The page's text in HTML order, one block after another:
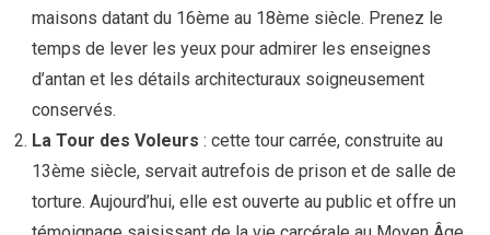
maisons datant du 16ème au 18ème siècle. Prenez le
temps de lever les yeux pour admirer les enseignes
d’antan et les détails architecturaux soigneusement
conservés.
La Tour des Voleurs : cette tour carrée, construite au
13ème siècle, servait autrefois de prison et de salle de
torture. Aujourd’hui, elle est ouverte au public et offre un